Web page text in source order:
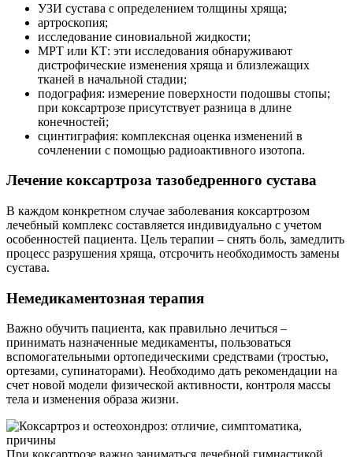
УЗИ сустава с определением толщины хряща;
артроскопия;
исследование синовиальной жидкости;
МРТ или КТ: эти исследования обнаруживают
дистрофические изменения хряща и близлежащих
тканей в начальной стадии;
подография: измерение поверхности подошвы стопы;
при коксартрозе присутствует разница в длине
конечностей;
сцинтиграфия: комплексная оценка изменений в
сочленении с помощью радиоактивного изотопа.
Лечение коксартроза тазобедренного сустава
В каждом конкретном случае заболевания коксартрозом
лечебный комплекс составляется индивидуально с учетом
особенностей пациента. Цель терапии – снять боль, замедлить
процесс разрушения хряща, отсрочить необходимость замены
сустава.
Немедикаментозная терапия
Важно обучить пациента, как правильно лечиться –
принимать назначенные медикаменты, пользоваться
вспомогательными ортопедическими средствами (тростью,
ортезами, супинаторами). Необходимо дать рекомендации на
счет новой модели физической активности, контроля массы
тела и изменения образа жизни.